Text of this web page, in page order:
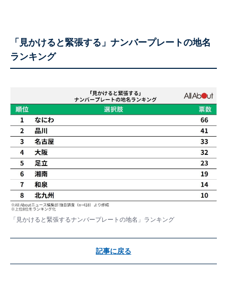
「見かけると緊張する」ナンバープレートの地名
ランキング
「見かけると緊張するナンバープレートの地名」ランキング
記事に戻る